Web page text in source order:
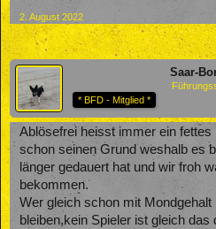
2. August 2022
Saar-
* BFD - Mitglied *
Ablösefrei heisst immer ein fettes
schon seinen Grund weshalb es
länger gedauert hat und wir froh
bekommen.
Wer gleich schon mit
bleiben,kein Spieler ist gleich das